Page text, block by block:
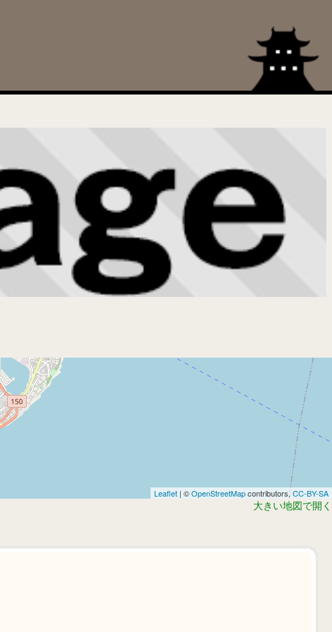
Leaflet | ©OpenStreetMapcontributors, CC-BY-SA
大きい地図で開く